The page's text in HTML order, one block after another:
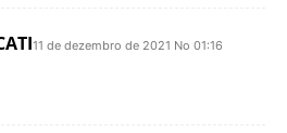
11 de dezembro de 2021 No 01:16